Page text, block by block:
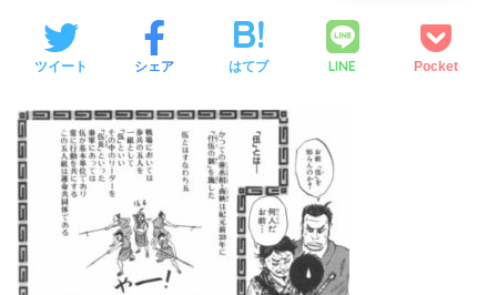
ツイート シェア はてブ LINE Pocket